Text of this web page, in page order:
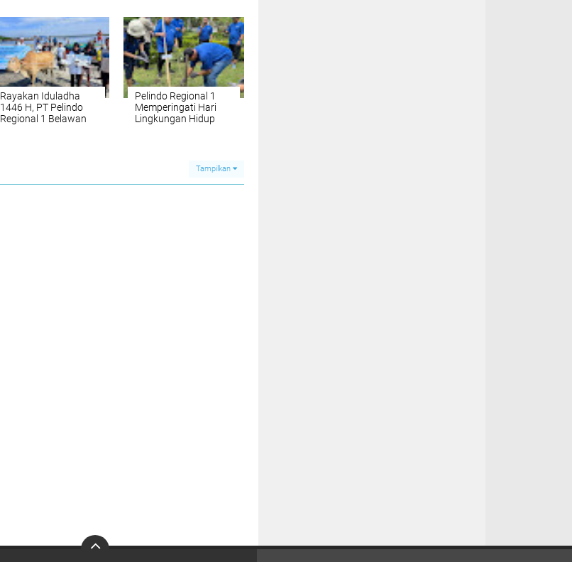
Budaya Kerja Sehat
Rayakan Iduladha
1446 H, PT Pelindo
Regional 1 Belawan
Pelindo Regional 1
Memperingati Hari
Lingkungan Hidup
Tampilkan